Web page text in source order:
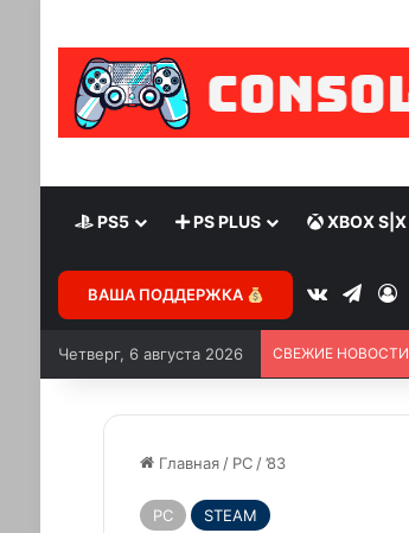
PS5 PS PLUS XBOX S|X
ВАША ПОДДЕРЖКА
Четверг, 6 августа 2026 СВЕЖИЕ НОВОСТИ
Главная / PC /’83
PC STEAM